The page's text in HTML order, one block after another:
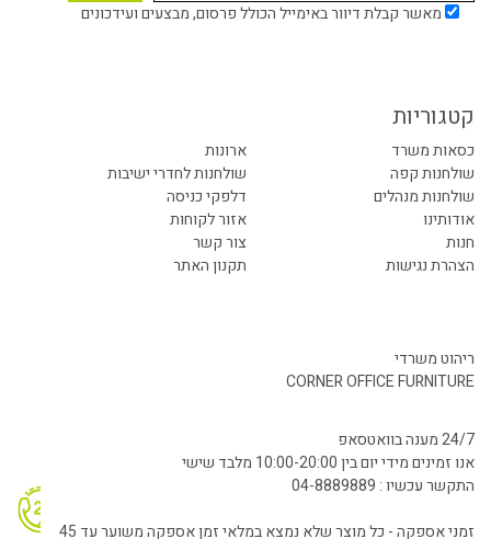
מאשר קבלת דיוור באימייל הכולל פרסום, מבצעים ועידכונים
קטגוריות
כסאות משרד
ארונות
שולחנות קפה
שולחנות לחדרי ישיבות
שולחנות מנהלים
דלפקי כניסה
אודותינו
אזור לקוחות
חנות
צור קשר
הצהרת נגישות
תקנון האתר
ריהוט משרדי
CORNER OFFICE FURNITURE
24/7 מענה בוואטסאפ
אנו זמינים מידי יום בין 10:00-20:00 מלבד שישי
התקשר עכשיו : 04-8889889
זמני אספקה - כל מוצר שלא נמצא במלאי זמן אספקה משוער עד 45